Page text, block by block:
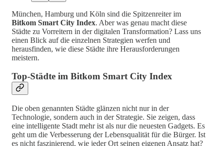
München, Hamburg und Köln sind die Spitzenreiter im
Bitkom Smart City Index. Aber was genau macht diese
Städte zu Vorreitern in der digitalen Transformation? Lass uns
einen Blick auf die einzelnen Strategien werfen und
herausfinden, wie diese Städte ihre Herausforderungen
meistern.
Top-Städte im Bitkom Smart City Index
Die oben genannten Städte glänzen nicht nur in der
Technologie, sondern auch in der Strategie. Sie zeigen, dass
eine intelligente Stadt mehr ist als nur die neuesten Gadgets. Es
geht um die Verbesserung der Lebensqualität für die Bürger. Ist
es nicht faszinierend, wie jeder Ort seinen eigenen Ansatz hat?